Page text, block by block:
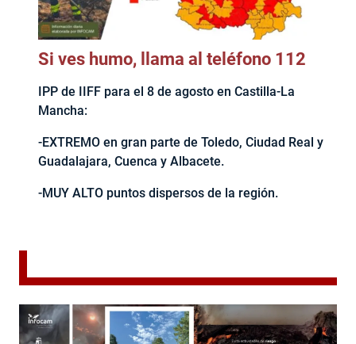
Si ves humo, llama al teléfono 112
IPP de IIFF para el 8 de agosto en Castilla-La
Mancha:
-EXTREMO en gran parte de Toledo, Ciudad Real y
Guadalajara, Cuenca y Albacete.
-MUY ALTO puntos dispersos de la región.